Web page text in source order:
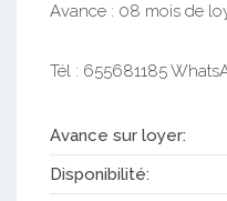
Avance : 08 mois de
Tél : 655681185
Avance sur loyer:
Disponibilité: